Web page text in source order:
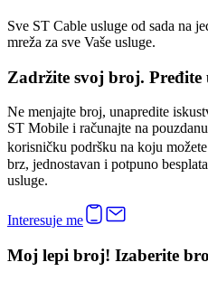
Sve ST Cable usluge od sada na
mreža za sve Vaše usluge.
Zadržite svoj broj. Pređite
Ne menjajte broj, unapredite
ST Mobile i računajte na
korisničku podršku na koju
brz, jednostavan i potpuno
usluge.
Interesuje me
Moj lepi broj! Izaberite